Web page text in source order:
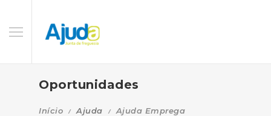
Oportunidades
Início Ajuda Ajuda Emprega